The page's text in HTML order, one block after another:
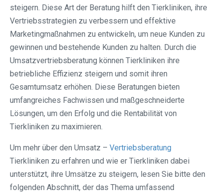
steigern. Diese Art der Beratung hilft den Tierkliniken, ihre
Vertriebsstrategien zu verbessern und effektive
Marketingmaßnahmen zu entwickeln, um neue Kunden zu
gewinnen und bestehende Kunden zu halten. Durch die
Umsatzvertriebsberatung können Tierkliniken ihre
betriebliche Effizienz steigern und somit ihren
Gesamtumsatz erhöhen. Diese Beratungen bieten
umfangreiches Fachwissen und maßgeschneiderte
Lösungen, um den Erfolg und die Rentabilität von
Tierkliniken zu maximieren.
Um mehr über den Umsatz – Vertriebsberatung
Tierkliniken zu erfahren und wie er Tierkliniken dabei
unterstützt, ihre Umsätze zu steigern, lesen Sie bitte den
folgenden Abschnitt, der das Thema umfassend